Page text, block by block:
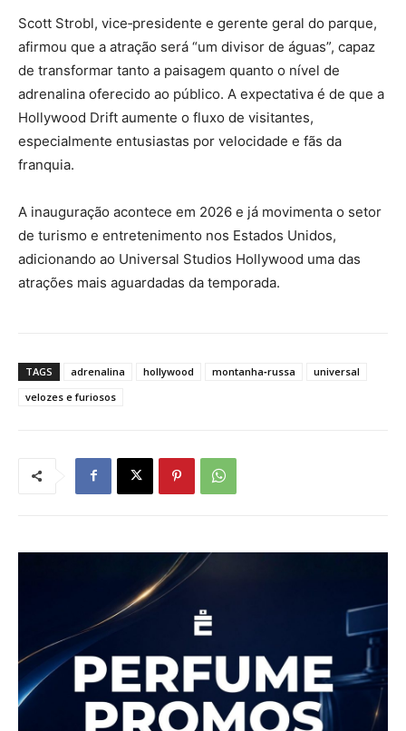
Scott Strobl, vice‑presidente e gerente geral do parque,
afirmou que a atração será “um divisor de águas”, capaz
de transformar tanto a paisagem quanto o nível de
adrenalina oferecido ao público. A expectativa é de que a
Hollywood Drift aumente o fluxo de visitantes,
especialmente entusiastas por velocidade e fãs da
franquia.
A inauguração acontece em 2026 e já movimenta o setor
de turismo e entretenimento nos Estados Unidos,
adicionando ao Universal Studios Hollywood uma das
atrações mais aguardadas da temporada.
TAGS adrenalina hollywood montanha‑russa
universal
velozes e furiosos